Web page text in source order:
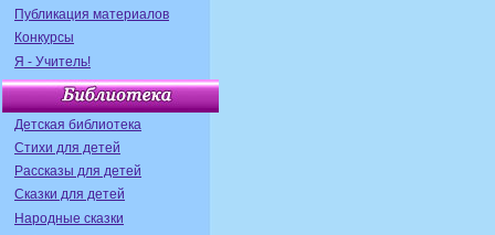
Публикация материалов
Конкурсы
Я - Учитель!
Детская библиотека
Стихи для детей
Рассказы для детей
Сказки для детей
Народные сказки